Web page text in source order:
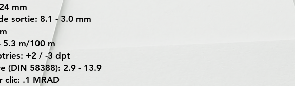
mm
sortie: 8.1 - 3.0 mm
5.3 m/100 m
+2 / -3 dpt
(DIN 58388): 2.9 - 13.9
.1 MRAD